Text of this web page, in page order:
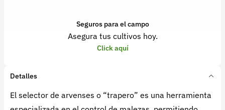
Seguros para el campo
Asegura tus cultivos hoy.
Click aquí
Detalles
El selector de arvenses o “trapero” es una herramienta